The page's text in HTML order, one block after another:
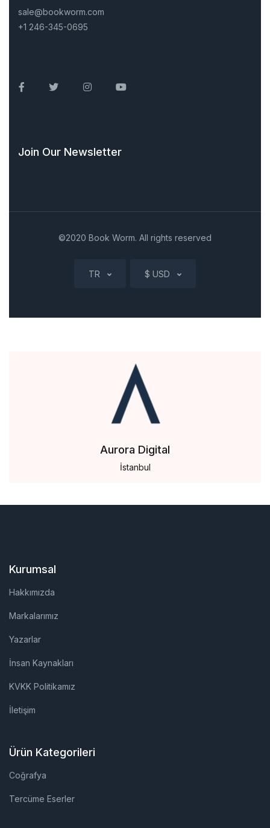
sale@bookworm.com
+1 246-345-0695
FacebookTwitterInstagramYoutube
Join Our Newsletter
©2020 Book Worm. All rights reserved
TR $ USD
Aurora Digital
İstanbul
Kurumsal
Hakkımızda
Markalarımız
Yazarlar
İnsan Kaynakları
KVKK Politikamız
İletişim
Ürün Kategorileri
Coğrafya
Tercüme Eserler